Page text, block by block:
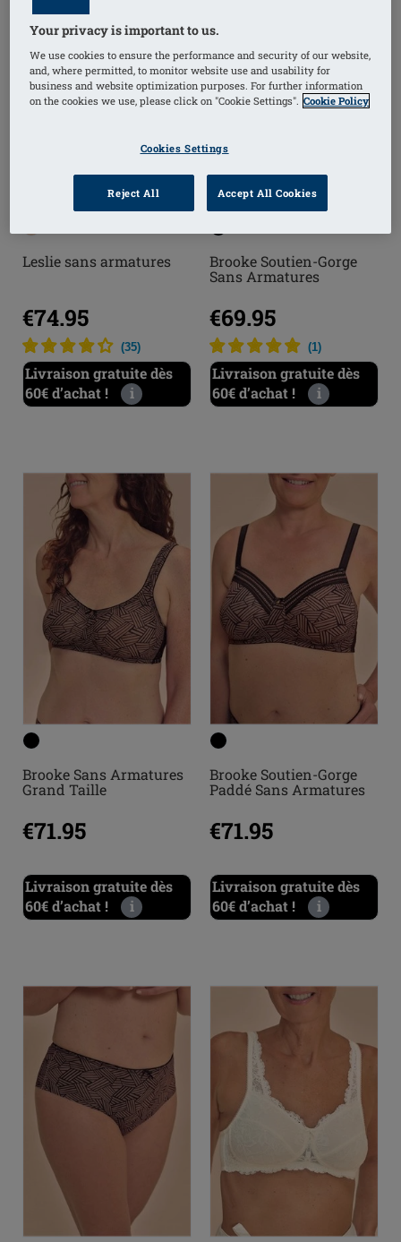
Leslie sans armatures
€74.95
(35)
Livraison gratuite dès
60€ d’achat !
i
Brooke Soutien-Gorge
Sans Armatures
€69.95
(1)
Livraison gratuite dès
60€ d’achat !
i
Brooke Sans Armatures
Grand Taille
€71.95
Livraison gratuite dès
60€ d’achat !
i
Brooke Soutien-Gorge
Paddé Sans Armatures
€71.95
Livraison gratuite dès
60€ d’achat !
i
Your privacy is important to us.
We use cookies to ensure the performance and security of our website,
and, where permitted, to monitor website use and usability for
business and website optimization purposes. For further information
on the cookies we use, please click on "Cookie Settings". Cookie Policy
Cookies Settings
Reject All Accept All Cookies